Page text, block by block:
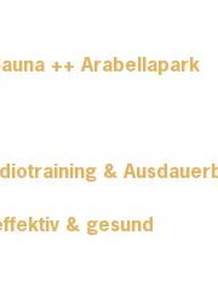
++ Arabellapark
&
& gesund